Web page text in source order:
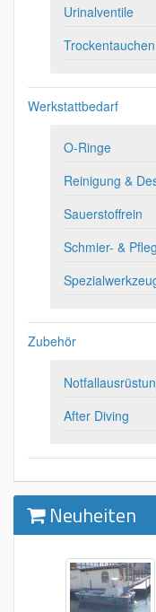
Urinalventile
Werkstattbedarf
O-Ringe
Reinigung &
Sauerstoffrein
Schmier- &
Zubehör
After Diving
Neuheiten